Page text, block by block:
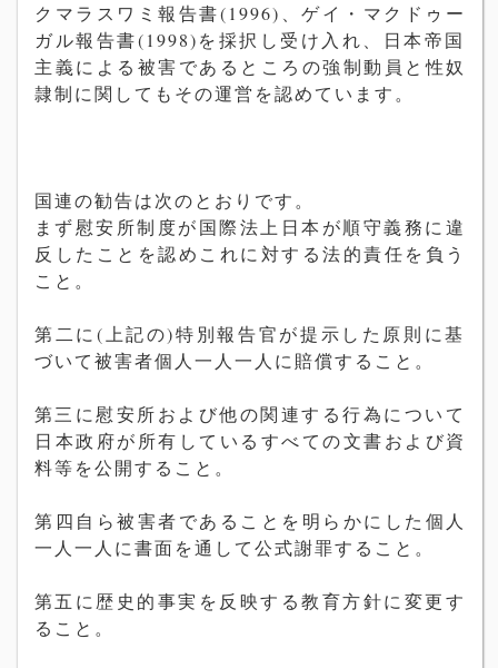
クマラスワミ報告書(1996) 、ゲイ ・ マクドゥ ー
ガル報告書(1998)を採択 し受け入れ、
日本帝国
主義による被害であるところの強制動員と性奴
隷制に関し てもその運営 を認めています。
国連の勧告は次のとおりです。
まず慰安所制度が国際法上日本が順守義務に違
反したことを認めこれに 対する法的責任を負う
こと。
第二に(上記の)特別報告官が提示した原則に基
づいて被害者個人一人一人に賠償すること。
第三に慰安所および他の関連する行為について
日本政府が所有しているすべての文書および資
料等を公開す ること。
第四自ら被害者であることを明らかにした個人
一人一人に書面を通して公式謝罪すること。
第五に歴 史的事実 を反映する教育方針に変更す
ること。